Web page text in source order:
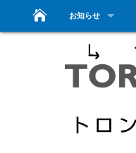
お知らせ